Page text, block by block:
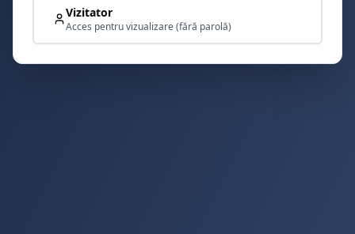
Vizitator
Acces pentru vizualizare (fără parolă)